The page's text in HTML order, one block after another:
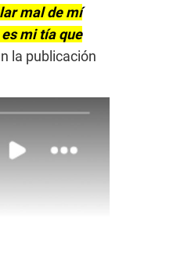
mal de mí
mi tía que
la publicación